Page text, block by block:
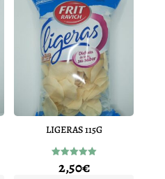
LIGERAS 115G
Valorado
con
2,50€